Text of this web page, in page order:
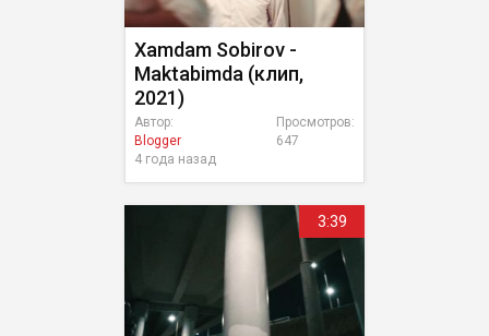
Xamdam Sobirov -
Maktabimda (клип,
2021)
Просмотров:
647
Автор:
Blogger
4 года назад
3:39